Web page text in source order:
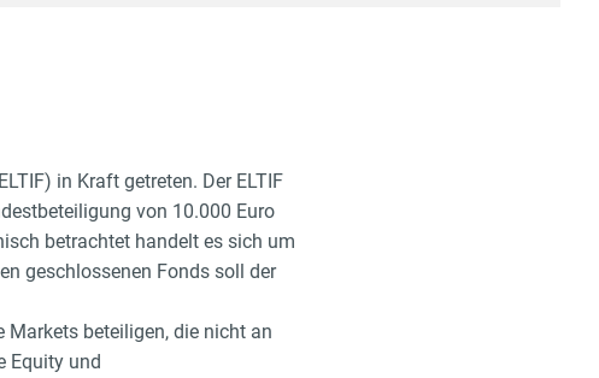
in Kraft getreten. Der ELTIF
von 10.000 Euro
betrachtet handelt es sich um
geschlossenen Fonds soll der
Markets beteiligen, die nicht an
Equity und